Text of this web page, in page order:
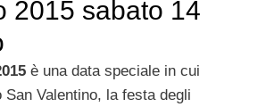
2015 sabato 14
è una data speciale in cui
San Valentino, la festa degli